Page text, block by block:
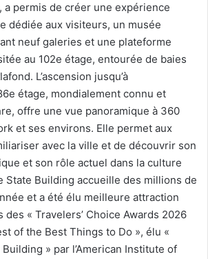
a permis de créer une expérience
dédiée aux visiteurs, un musée
neuf galeries et une plateforme
au 102e étage, entourée de baies
L’ascension jusqu’à
étage, mondialement connu et
offre une vue panoramique à 360
et ses environs. Elle permet aux
avec la ville et de découvrir son
et son rôle actuel dans la culture
State Building accueille des millions de
et a été élu meilleure attraction
des « Travelers’ Choice Awards 2026
of the Best Things to Do », élu «
Building » par l’American Institute of